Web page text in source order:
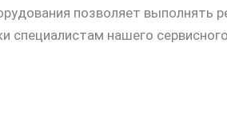
позволяет выполнять
специалистам нашего